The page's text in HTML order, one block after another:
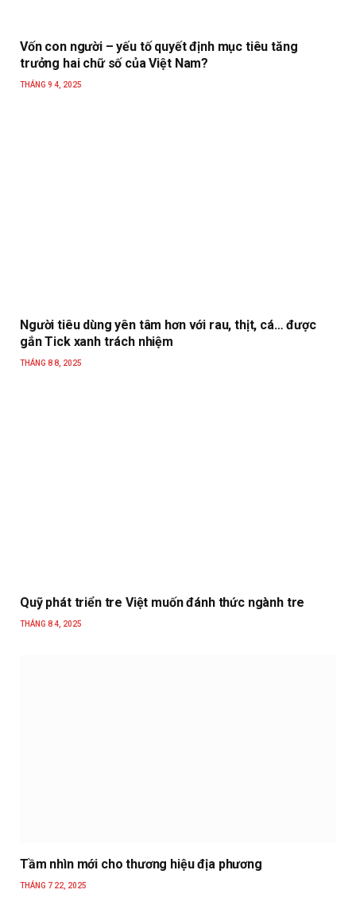
Vốn con người – yếu tố quyết định mục tiêu tăng
trưởng hai chữ số của Việt Nam?
THÁNG 9 4, 2025
Người tiêu dùng yên tâm hơn với rau, thịt, cá… được
gắn Tick xanh trách nhiệm
THÁNG 8 8, 2025
Quỹ phát triển tre Việt muốn đánh thức ngành tre
THÁNG 8 4, 2025
Tầm nhìn mới cho thương hiệu địa phương
THÁNG 7 22, 2025